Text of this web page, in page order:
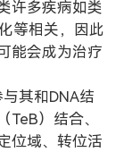
许多疾病如类
等相关，因此
能会成为治疗
其和DNA结
）结合、
位域、转位活